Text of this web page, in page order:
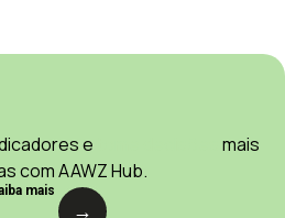
e
mais
com AAWZ Hub.
mais